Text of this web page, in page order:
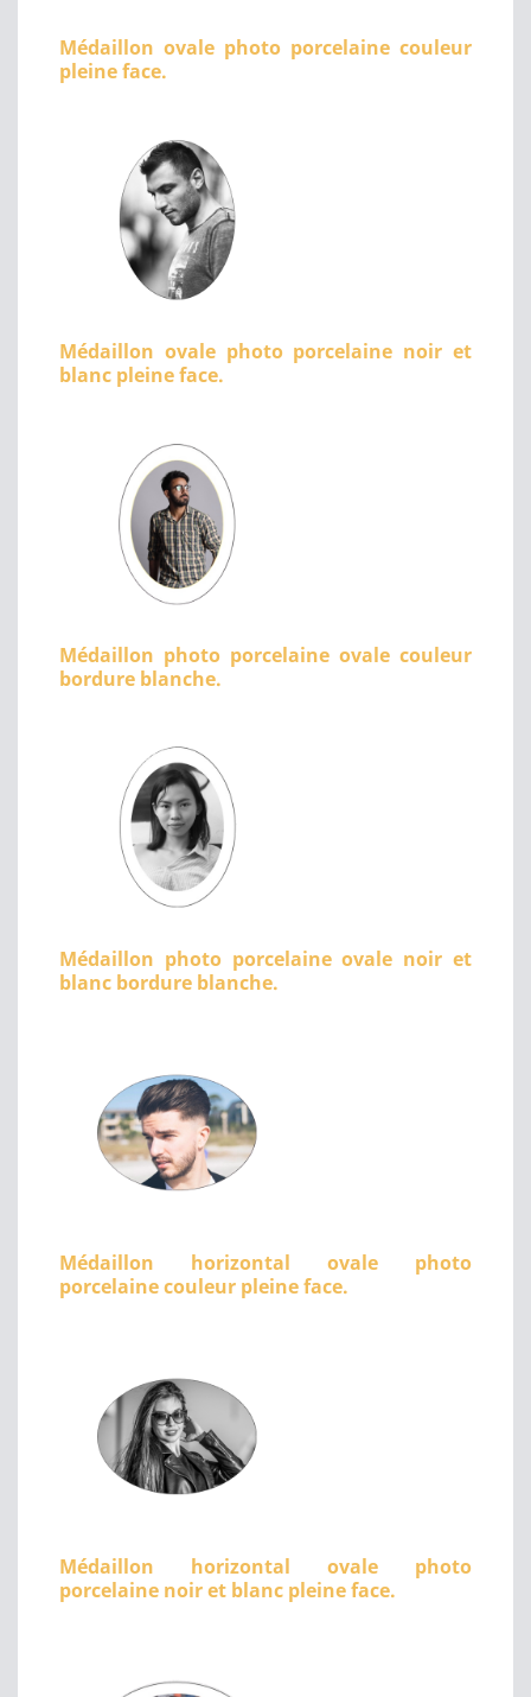
Médaillon ovale photo porcelaine couleur
pleine face.
Médaillon ovale photo porcelaine noir et
blanc pleine face.
Médaillon photo porcelaine ovale couleur
bordure blanche.
Médaillon photo porcelaine ovale noir et
blanc bordure blanche.
Médaillon horizontal ovale photo
porcelaine couleur pleine face.
Médaillon horizontal ovale photo
porcelaine noir et blanc pleine face.